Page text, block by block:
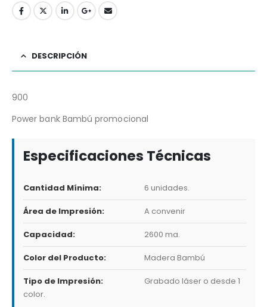
DESCRIPCIÓN
900
Power bank Bambú promocional
Especificaciones Técnicas
Cantidad Mínima: 6 unidades.
Área de Impresión: A convenir
Capacidad: 2600 ma.
Color del Producto: Madera Bambú
Tipo de Impresión:
Grabado láser o desde 1
color.